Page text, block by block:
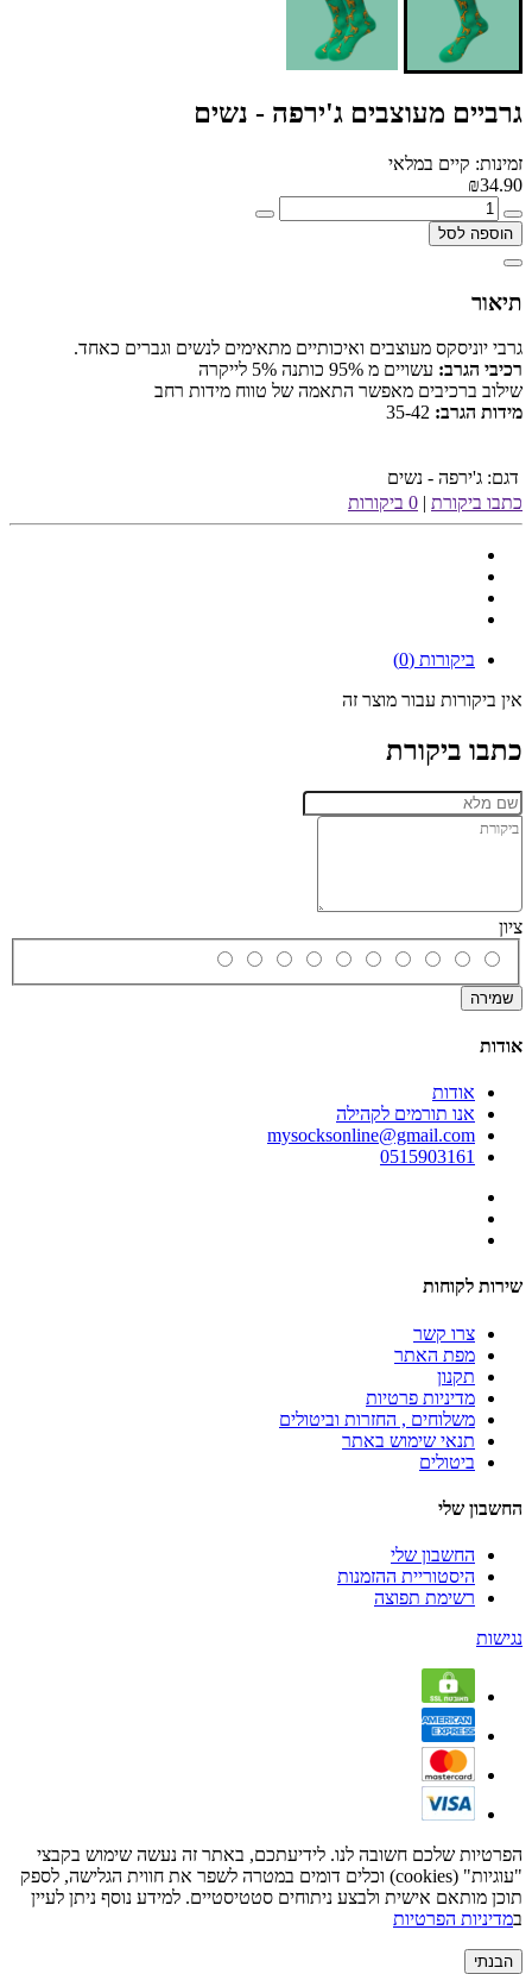
גרביים מעוצבים ג'ירפה - נשים
זמינות: קיים במלאי
₪34.90
הוספה לסל
תיאור
גרבי יוניסקס מעוצבים ואיכותיים מתאימים לנשים וגברים כאחד.
רכיבי הגרב: עשויים מ 95% כותנה 5% לייקרה
שילוב ברכיבים מאפשר התאמה של טווח מידות רחב
מידות הגרב: 35-42
דגם: ג'ירפה - נשים
כתבו ביקורת | 0 ביקורות
ביקורות (0)
אין ביקורות עבור מוצר זה
כתבו ביקורת
ציון
שמירה
אודות
אודות
אנו תורמים לקהילה
mysocksonline@gmail.com
0515903161
שירות לקוחות
צרו קשר
מפת האתר
תקנון
מדיניות פרטיות
משלוחים , החזרות וביטולים
תנאי שימוש באתר
ביטולים
החשבון שלי
החשבון שלי
היסטוריית ההזמנות
רשימת תפוצה
נגישות
הפרטיות שלכם חשובה לנו. לידיעתכם, באתר זה נעשה שימוש בקבצי
"עוגיות" (cookies) וכלים דומים במטרה לשפר את חווית הגלישה, לספק
תוכן מותאם אישית ולבצע ניתוחים סטטיסטיים. למידע נוסף ניתן לעיין
במדיניות הפרטיות
הבנתי